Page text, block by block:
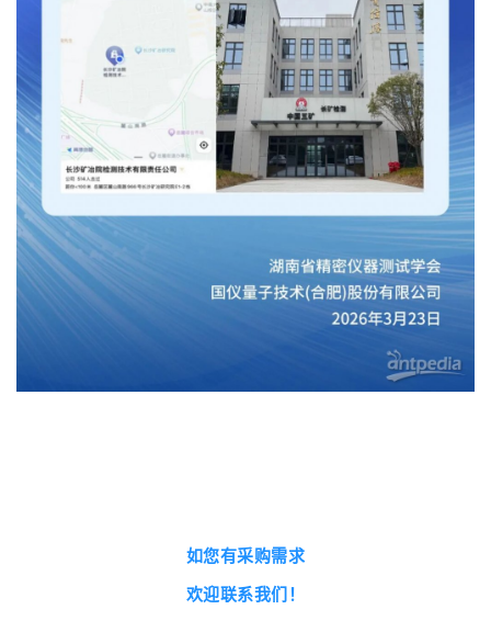
如您有采购需求
欢迎联系我们！